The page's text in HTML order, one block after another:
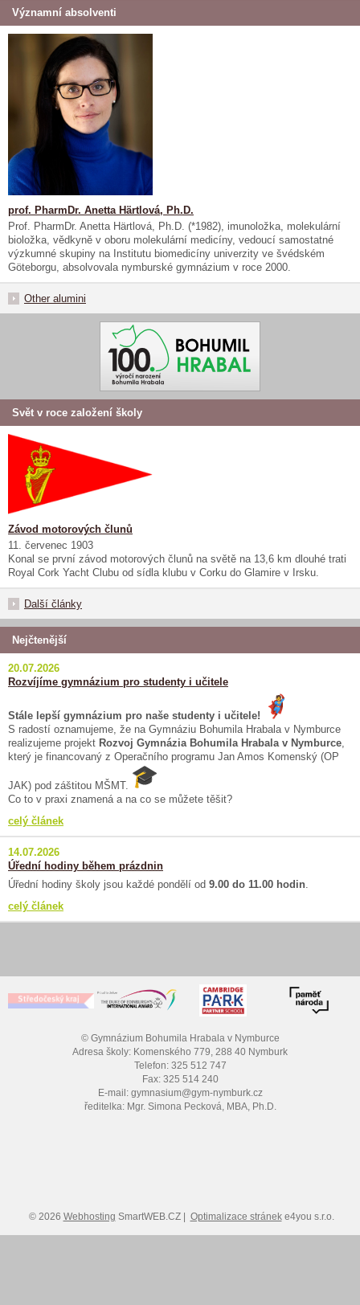
Významní absolventi
prof. PharmDr. Anetta Härtlová, Ph.D.
Prof. PharmDr. Anetta Härtlová, Ph.D. (*1982), imunoložka, molekulární
bioložka, vědkyně v oboru molekulární medicíny, vedoucí samostatné
výzkumné skupiny na Institutu biomedicíny univerzity ve švédském
Göteborgu, absolvovala nymburské gymnázium v roce 2000.
Other alumini
Svět v roce založení školy
Závod motorových člunů
11. červenec 1903
Konal se první závod motorových člunů na světě na 13,6 km dlouhé trati
Royal Cork Yacht Clubu od sídla klubu v Corku do Glamire v Irsku.
Další články
Nejčtenější
20.07.2026
Rozvíjíme gymnázium pro studenty i učitele
Stále lepší gymnázium pro naše studenty i učitele!
S radostí oznamujeme, že na Gymnáziu Bohumila Hrabala v Nymburce
realizujeme projekt Rozvoj Gymnázia Bohumila Hrabala v Nymburce
který je financovaný z Operačního programu Jan Amos Komenský (OP
JAK) pod záštitou MŠMT.
Co to v praxi znamená a na co se můžete těšit?
celý článek
14.07.2026
Úřední hodiny během prázdnin
Úřední hodiny školy jsou každé pondělí od 9.00 do 11.00 hodin
celý článek
© Gymnázium Bohumila Hrabala v Nymburce
Adresa školy: Komenského 779, 288 40 Nymburk
Telefon: 325 512 747
Fax: 325 514 240
E-mail: gymnasium@gym-nymburk.cz
ředitelka: Mgr. Simona Pecková, MBA, Ph.D.
© 2026 Webhosting SmartWEB.CZ | Optimalizace stráneke4you s.r.o.